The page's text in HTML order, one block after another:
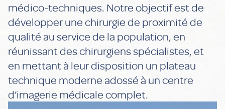
médico-techniques. Notre objectif est de
développer une chirurgie de proximité de
qualité au service de la population, en
réunissant des chirurgiens spécialistes, et
en mettant à leur disposition un plateau
technique moderne adossé à un centre
d’imagerie médicale complet.